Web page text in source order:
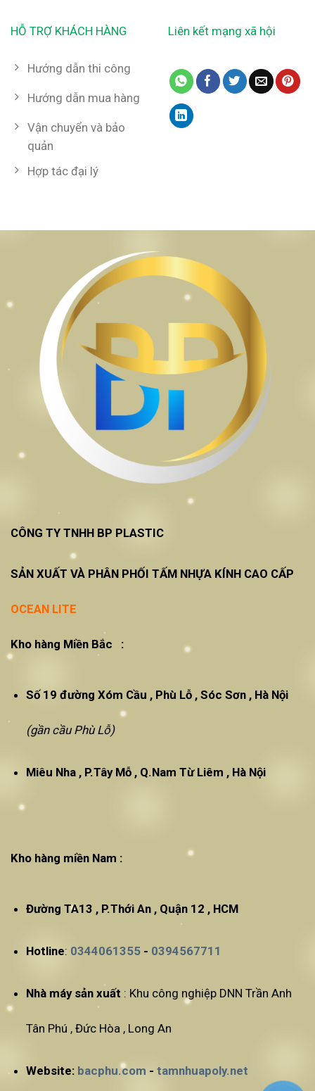
HỖ TRỢ KHÁCH HÀNG
Hướng dẫn thi công
Hướng dẫn mua hàng
Vận chuyển và bảo
quản
Hợp tác đại lý
Liên kết mạng xã hội
CÔNG TY TNHH BP PLASTIC
SẢN XUẤT VÀ PHÂN PHỐI TẤM NHỰA KÍNH CAO CẤP
OCEAN LITE
Kho hàng Miền Bắc :
Số 19 đường Xóm Cầu , Phù Lỗ , Sóc Sơn , Hà Nội
(gần cầu Phù Lỗ)
Miêu Nha , P.Tây Mỗ , Q.Nam Từ Liêm , Hà Nội
Kho hàng miền Nam :
Đường TA13 , P.Thới An , Quận 12 , HCM
Hotline: 0344061355- 0394567711
Nhà máy sản xuất : Khu công nghiệp DNN Trần Anh
Tân Phú , Đức Hòa , Long An
Website: bacphu.com - tamnhuapoly.net